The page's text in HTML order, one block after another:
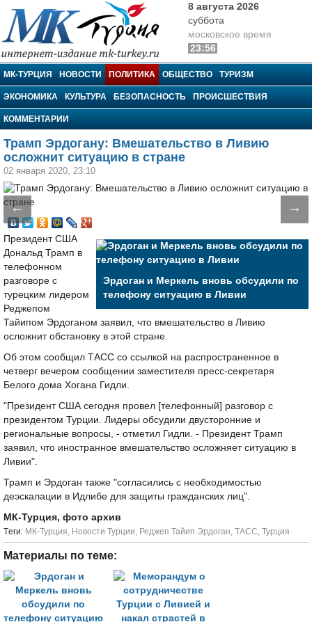
МК-Турция
8 августа 2026
суббота
московское время
23:56
МК-ТУРЦИЯ НОВОСТИ ПОЛИТИКА ОБЩЕСТВО ТУРИЗМ
ЭКОНОМИКА КУЛЬТУРА БЕЗОПАСНОСТЬ ПРОИСШЕСТВИЯ
КОММЕНТАРИИ
Трамп Эрдогану: Вмешательство в Ливию
осложнит ситуацию в стране
02 января 2020, 23:10
← →
Эрдоган и Меркель вновь обсудили по
телефону ситуацию в Ливии
Президент США
Дональд Трамп в
телефонном
разговоре с
турецким лидером
Реджепом
Тайипом Эрдоганом заявил, что вмешательство в Ливию
осложнит обстановку в этой стране.
Об этом сообщил ТАСС со ссылкой на распространенное в
четверг вечером сообщении заместителя пресс-секретаря
Белого дома Хогана Гидли.
"Президент США сегодня провел [телефонный] разговор с
президентом Турции. Лидеры обсудили двусторонние и
региональные вопросы, - отметил Гидли. - Президент Трамп
заявил, что иностранное вмешательство осложняет ситуацию в
Ливии".
Трамп и Эрдоган также "согласились с необходимостью
деэскалации в Идлибе для защиты гражданских лиц".
МК-Турция, фото архив
Tеги: МК-Турция, Новости Турции, Реджеп Тайип Эрдоган, ТАСС, Турция
Материалы по теме: